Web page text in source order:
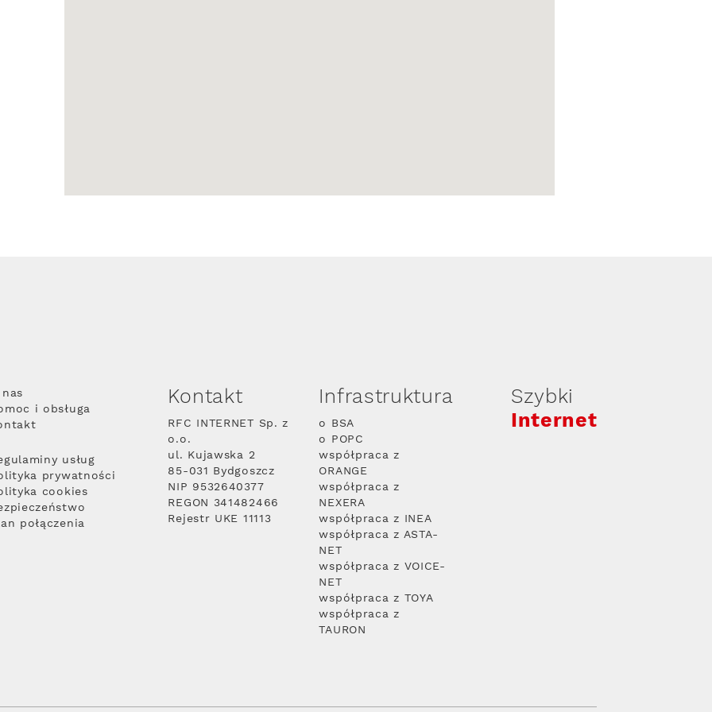
i obsługa
usług
prywatności
cookies
połączenia
Kontakt
RFC INTERNET Sp. z
o.o.
ul. Kujawska 2
85-031 Bydgoszcz
NIP 9532640377
REGON 341482466
Rejestr UKE 11113
Infrastruktura
o BSA
o POPC
współpraca z
ORANGE
współpraca z
NEXERA
współpraca z INEA
współpraca z ASTA-
NET
współpraca z VOICE-
NET
współpraca z TOYA
współpraca z
TAURON
Szybki
Internet